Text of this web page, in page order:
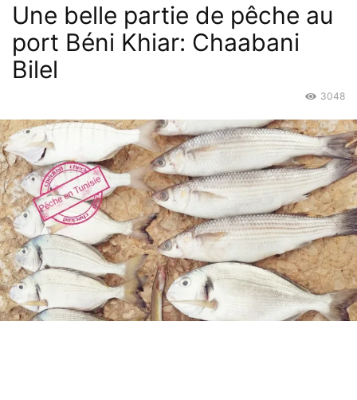
Une belle partie de pêche au
port Béni Khiar: Chaabani
Bilel
3048